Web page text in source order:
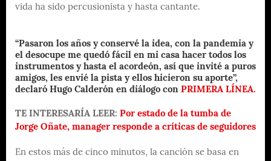
vida ha sido percusionista y hasta cantante.
“Pasaron los años y conservé la idea, con la pandemia y
el desocupe me quedó fácil en mi casa hacer todos los
instrumentos y hasta el acordeón, así que invité a puros
amigos, les envié la pista y ellos hicieron su aporte”,
declaró Hugo Calderón en diálogo con PRIMERA LÍNEA.
TE INTERESARÍA LEER: Por estado de la tumba de
Jorge Oñate, manager responde a críticas de seguidores
En estos más de cinco minutos, la canción se basa en